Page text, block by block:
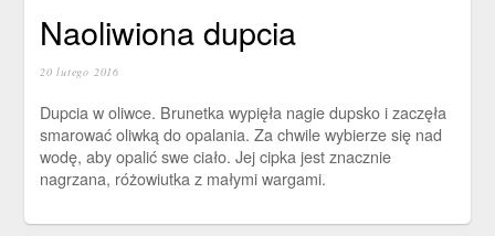
Naoliwiona dupcia
20 lutego 2016
Dupcia w oliwce. Brunetka wypięła nagie dupsko i zaczęła
smarować oliwką do opalania. Za chwile wybierze się nad
wodę, aby opalić swe ciało. Jej cipka jest znacznie
nagrzana, różowiutka z małymi wargami.